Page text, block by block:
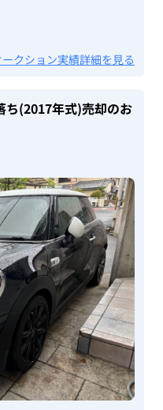
ークション実績詳細を見る
ち(2017年式)売却のお